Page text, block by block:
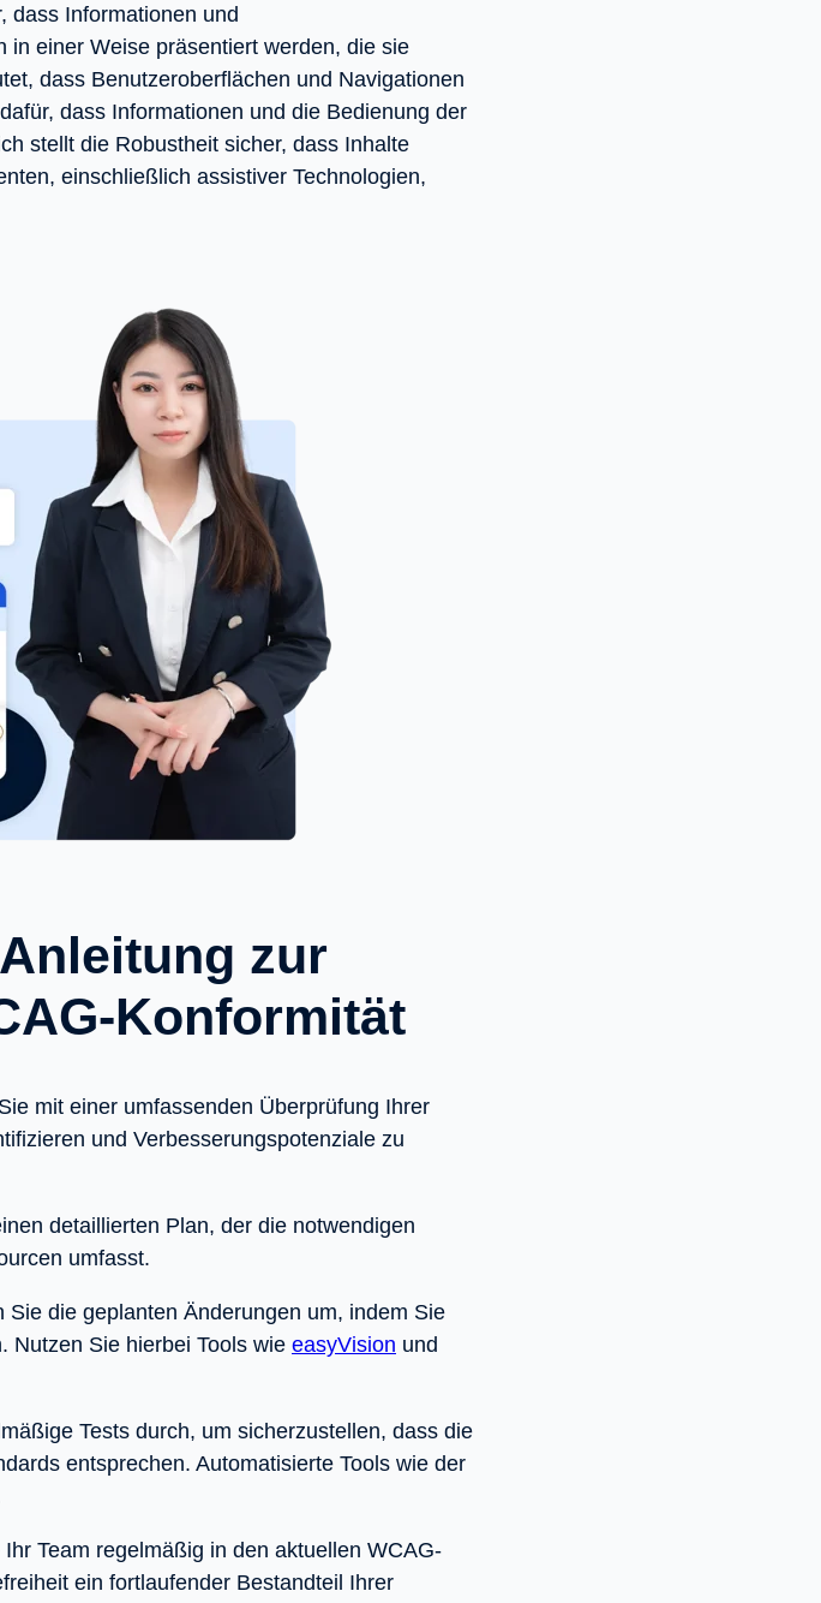
dass Informationen und
in einer Weise präsentiert werden, die sie
dass Benutzeroberflächen und Navigationen
dass Informationen und die Bedienung der
stellt die Robustheit sicher, dass Inhalte
einschließlich assistiver Technologien,
zur
Konformität
mit einer umfassenden Überprüfung Ihrer
und Verbesserungspotenziale zu
detaillierten Plan, der die notwendigen
umfasst.
Sie die geplanten Änderungen um, indem Sie
Nutzen Sie hierbei Tools wie easyVision und
Tests durch, um sicherzustellen, dass die
entsprechen. Automatisierte Tools wie der
Ihr Team regelmäßig in den aktuellen WCAG-
ein fortlaufender Bestandteil Ihrer